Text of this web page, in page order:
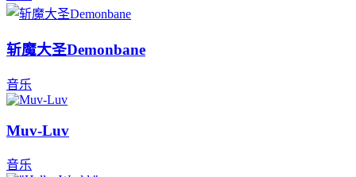
斩魔大圣Demonbane
音乐
Muv-Luv
音乐